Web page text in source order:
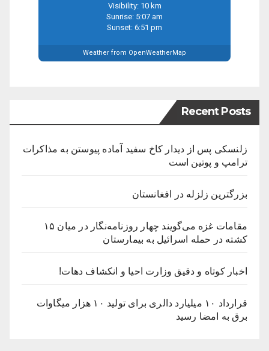
Visibility: 10 km
Sunrise: 5:07 am
Sunset: 6:51 pm
Weather from OpenWeatherMap
Recent Posts
زلنسکی پس از دیدار کاخ سفید آماده پیوستن به مذاکرات
ترامپ و پوتین است
بزرگترین زلزله در افغانستان
مقامات غزه می‌گویند چهار روزنامه‌نگار در میان ۱۵
کشته در حمله اسرائیل به بیمارستان
اخبار کوتاه و دقیق وزارت احیا و انکشاف دهات!
قرارداد ۱۰ میلیارد دالری برای تولید ۱۰ هزار میگاوات
برق به امضا رسید